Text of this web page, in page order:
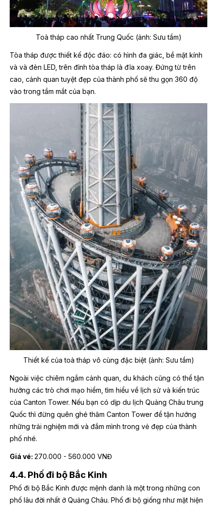
Toà tháp cao nhất Trung Quốc (ảnh: Sưu tầm)
Tòa tháp được thiết kế độc đáo: có hình đa giác, bề mặt kính
và và đèn LED, trên đỉnh tòa tháp là đĩa xoay. Đứng từ trên
cao, cảnh quan tuyệt đẹp của thành phố sẽ thu gọn 360 độ
vào trong tầm mắt của bạn.
Thiết kế của toà tháp vô cùng đặc biệt (ảnh: Sưu tầm)
Ngoài việc chiêm ngắm cảnh quan, du khách cũng có thể tận
hưởng các trò chơi mạo hiểm, tìm hiểu về lịch sử và kiến trúc
của Canton Tower. Nếu bạn có dịp du lịch Quảng Châu trung
Quốc thì đừng quên ghé thăm Canton Tower để tận hưởng
những trải nghiệm mới và đắm mình trong vẻ đẹp của thành
phố nhé.
Giá vé: 270.000 - 560.000 VNĐ
4.4. Phố đi bộ Bắc Kinh
Phố đi bộ Bắc Kinh được mệnh danh là một trong những con
phố lâu đời nhất ở Quảng Châu. Phố đi bộ giống như mặt hiện